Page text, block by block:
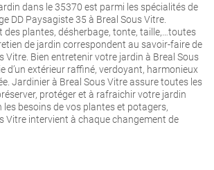
dans le 35370 est parmi les spécialités de
DD Paysagiste 35 à Breal Sous Vitre.
des plantes, désherbage, tonte, taille,…toutes
de jardin correspondent au savoir-faire de
Vitre. Bien entretenir votre jardin à Breal Sous
d’un extérieur raffiné, verdoyant, harmonieux
Jardinier à Breal Sous Vitre assure toutes les
protéger et à rafraichir votre jardin
les besoins de vos plantes et potagers,
Vitre intervient à chaque changement de